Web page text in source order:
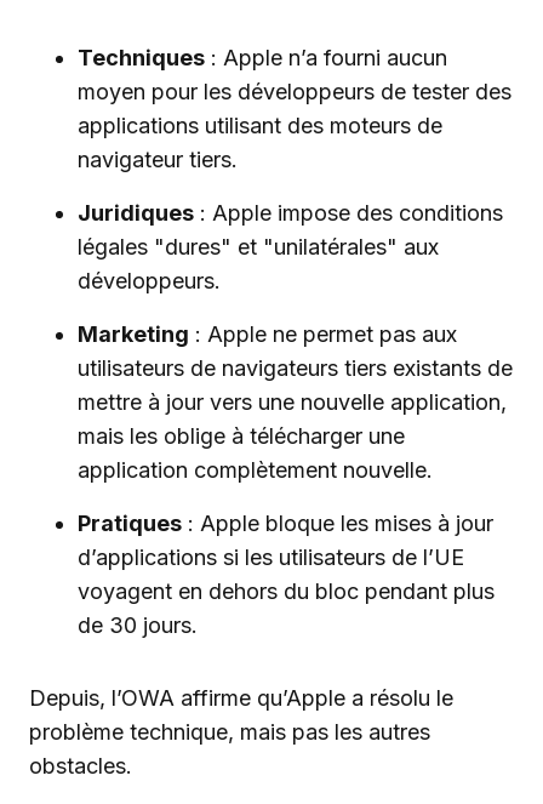
Techniques : Apple n’a fourni aucun
moyen pour les développeurs de tester des
applications utilisant des moteurs de
navigateur tiers.
Juridiques : Apple impose des conditions
légales "dures" et "unilatérales" aux
développeurs.
Marketing : Apple ne permet pas aux
utilisateurs de navigateurs tiers existants de
mettre à jour vers une nouvelle application,
mais les oblige à télécharger une
application complètement nouvelle.
Pratiques : Apple bloque les mises à jour
d’applications si les utilisateurs de l’UE
voyagent en dehors du bloc pendant plus
de 30 jours.
Depuis, l’OWA affirme qu’Apple a résolu le
problème technique, mais pas les autres
obstacles.